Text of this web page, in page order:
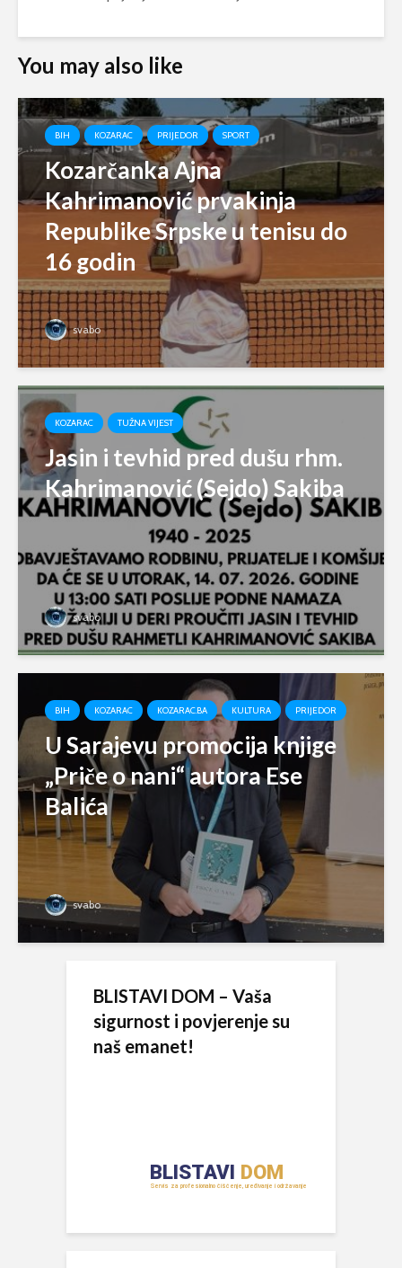
You may also like
BIH KOZARAC PRIJEDOR SPORT
Kozarčanka Ajna
Kahrimanović prvakinja
Republike Srpske u tenisu do
16 godin
svabo
KOZARAC TUŽNA VIJEST
Jasin i tevhid pred dušu rhm.
Kahrimanović (Sejdo) Sakiba
svabo
BIH KOZARAC KOZARAC.BA KULTURA PRIJEDOR
U Sarajevu promocija knjige
„Priče o nani“ autora Ese
Balića
svabo
BLISTAVI DOM – Vaša
sigurnost i povjerenje su
naš emanet!